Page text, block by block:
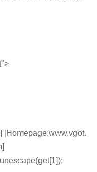
>
[Homepage:www.vgot.
]